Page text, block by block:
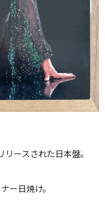
ースされた日本盤。
ー日焼け。